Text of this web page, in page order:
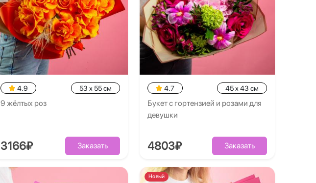
4.9 53 x 55 см
9 жёлтых роз
3166₽ Заказать
4.7 45 x 43 см
Букет с гортензией и розами для
девушки
4803₽ Заказать
Новый